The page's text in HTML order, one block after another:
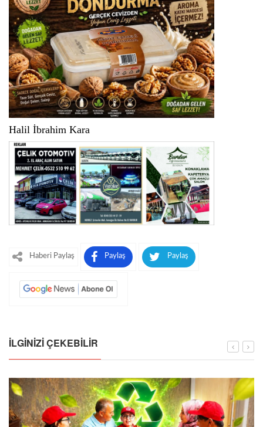
Halil İbrahim Kara
Haberi Paylaş Paylaş Paylaş
İLGINIZI ÇEKEBILIR